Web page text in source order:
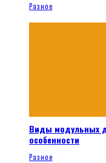
Разное
Виды модульных
особенности
Разное